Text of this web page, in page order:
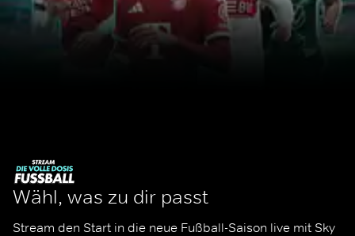
Wähl, was zu dir passt
Stream den Start in die neue Fußball-Saison live mit Sky